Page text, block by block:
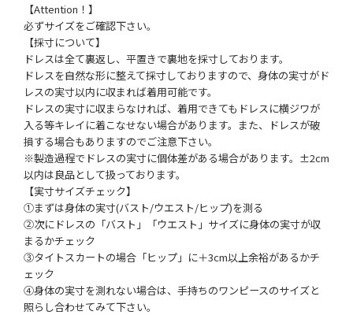
【Attention！】
必ずサイズをご確認下さい。
【採寸について】
ドレスは全て裏返し、平置きで裏地を採寸しております。
ドレスを自然な形に整えて採寸しておりますので、身体の実寸がド
レスの実寸以内に収まれば着用可能です。
ドレスの実寸に収まらなければ、着用できてもドレスに横ジワが
入る等キレイに着こなせない場合があります。また、ドレスが破
損する場合もありますのでご注意下さい。
※製造過程でドレスの実寸に個体差がある場合があります。±2cm
以内は良品として扱っております。
【実寸サイズチェック】
①まずは身体の実寸(バスト/ウエスト/ヒップ)を測る
②次にドレスの「バスト」「ウエスト」サイズに身体の実寸が収
まるかチェック
③タイトスカートの場合「ヒップ」に＋3cm以上余裕があるかチ
ェック
④身体の実寸を測れない場合は、手持ちのワンピースのサイズと
照らし合わせてみて下さい。